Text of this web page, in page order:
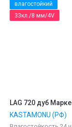
влагостойкий
33кл./8 мм/4V
LAG 720 дуб
KASTAMONU (РФ)